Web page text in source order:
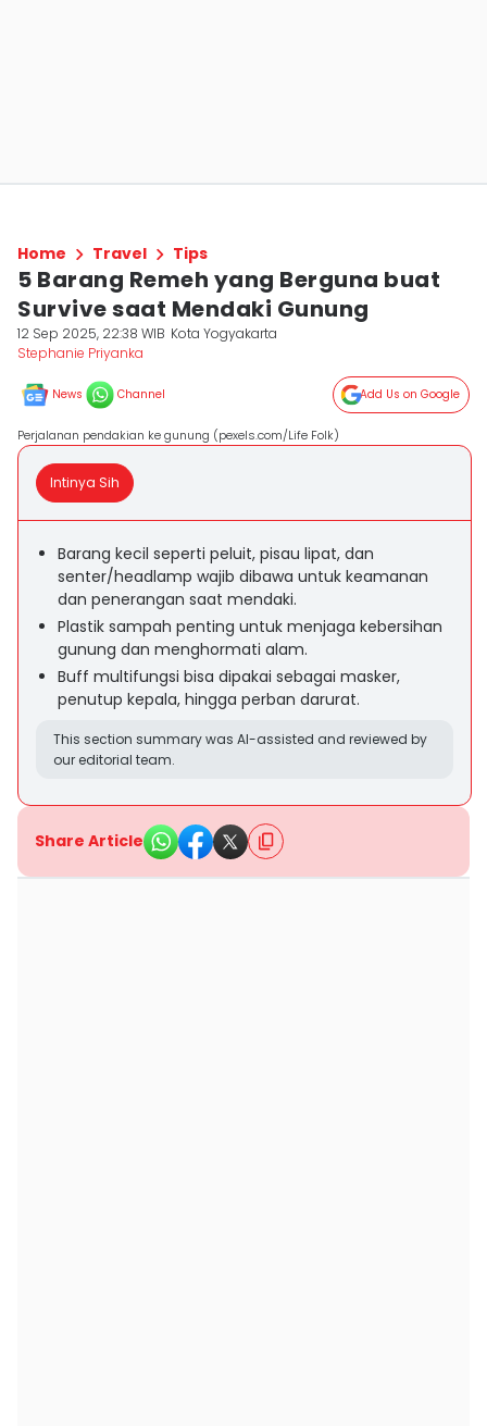
Home Travel Tips
5 Barang Remeh yang Berguna buat
Survive saat Mendaki Gunung
12 Sep 2025, 22:38 WIB Kota Yogyakarta
Stephanie Priyanka
News Channel Add Us on Google
Perjalanan pendakian ke gunung (pexels.com/Life Folk)
Intinya Sih
Barang kecil seperti peluit, pisau lipat, dan
senter/headlamp wajib dibawa untuk keamanan
dan penerangan saat mendaki.
Plastik sampah penting untuk menjaga kebersihan
gunung dan menghormati alam.
Buff multifungsi bisa dipakai sebagai masker,
penutup kepala, hingga perban darurat.
This section summary was AI-assisted and reviewed by
our editorial team.
Share Article